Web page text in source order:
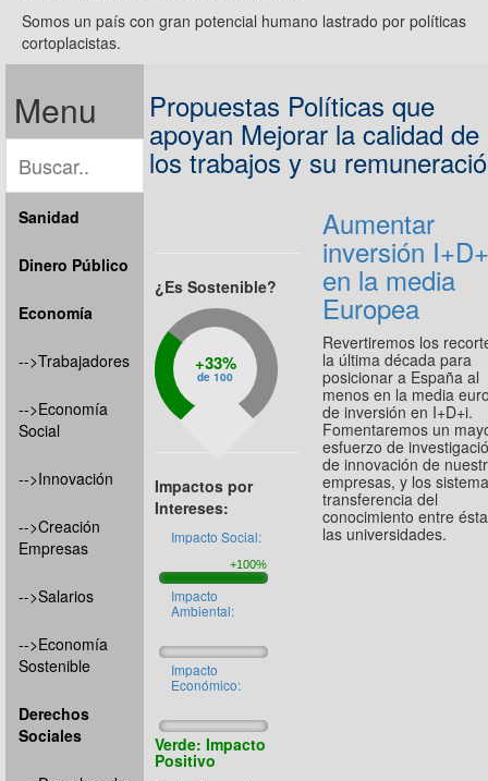
Somos un país con gran potencial humano lastrado por políticas
cortoplacistas.
Menu
Sanidad
Dinero Público
Economía
-->Trabajadores
-->Economía
Social
-->Innovación
-->Creación
Empresas
-->Salarios
-->Economía
Sostenible
Derechos
Sociales
Propuestas Políticas que
apoyan Mejorar la calidad de
los trabajos y su
¿Es Sostenible?
33%
de 100
Impactos por
Intereses:
Impacto Social:
Impacto
Ambiental:
Impacto
Económico:
Verde: Impacto
Positivo
Aumentar
inversión
en la media
Europea
Revertiremos los
la última década para
posicionar a España al
menos en la media
de inversión en I+D+i.
Fomentaremos un
esfuerzo de
de innovación de
empresas, y los
transferencia del
conocimiento entre
las universidades.